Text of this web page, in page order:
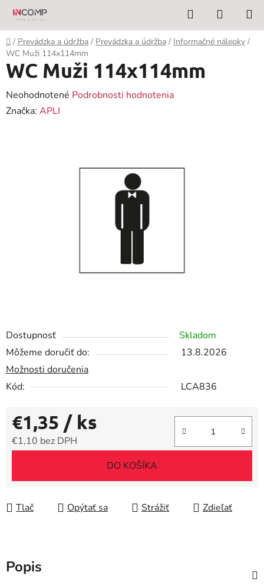
Prejsť
obsah
Hľadať
KOŠÍK
Domov
/ Prevádzka a údržba / Prevádzka a údržba / Informačné nálepky /
WC Muži 114x114mm
Dostupnosť
Skladom
Môžeme doručiť do:
13.8.2026
Možnosti doručenia
Kód:
LCA836
€1,35 / ks
€1,10 bez DPH
DO KOŠÍKA
Tlač Opýtať sa Strážiť Zdieľať
WC Muži 114x114mm
Priemerné
hodnotenie
Neohodnotené Podrobnosti hodnotenia
Značka: APLI
Popis